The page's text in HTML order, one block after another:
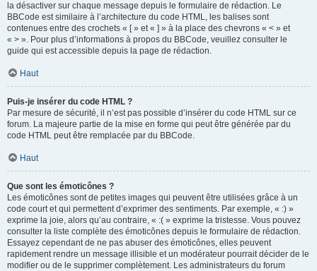
la désactiver sur chaque message depuis le formulaire de rédaction. Le
BBCode est similaire à l’architecture du code HTML, les balises sont
contenues entre des crochets « [ » et « ] » à la place des chevrons « < » et
« > ». Pour plus d’informations à propos du BBCode, veuillez consulter le
guide qui est accessible depuis la page de rédaction.
Haut
Puis-je insérer du code HTML ?
Par mesure de sécurité, il n’est pas possible d’insérer du code HTML sur ce
forum. La majeure partie de la mise en forme qui peut être générée par du
code HTML peut être remplacée par du BBCode.
Haut
Que sont les émoticônes ?
Les émoticônes sont de petites images qui peuvent être utilisées grâce à un
code court et qui permettent d’exprimer des sentiments. Par exemple, « :) »
exprime la joie, alors qu’au contraire, « :( » exprime la tristesse. Vous pouvez
consulter la liste complète des émoticônes depuis le formulaire de rédaction.
Essayez cependant de ne pas abuser des émoticônes, elles peuvent
rapidement rendre un message illisible et un modérateur pourrait décider de le
modifier ou de le supprimer complètement. Les administrateurs du forum